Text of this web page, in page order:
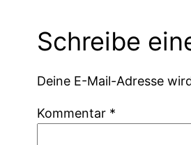
Schreibe
Deine E-Mail-Adresse
Kommentar *